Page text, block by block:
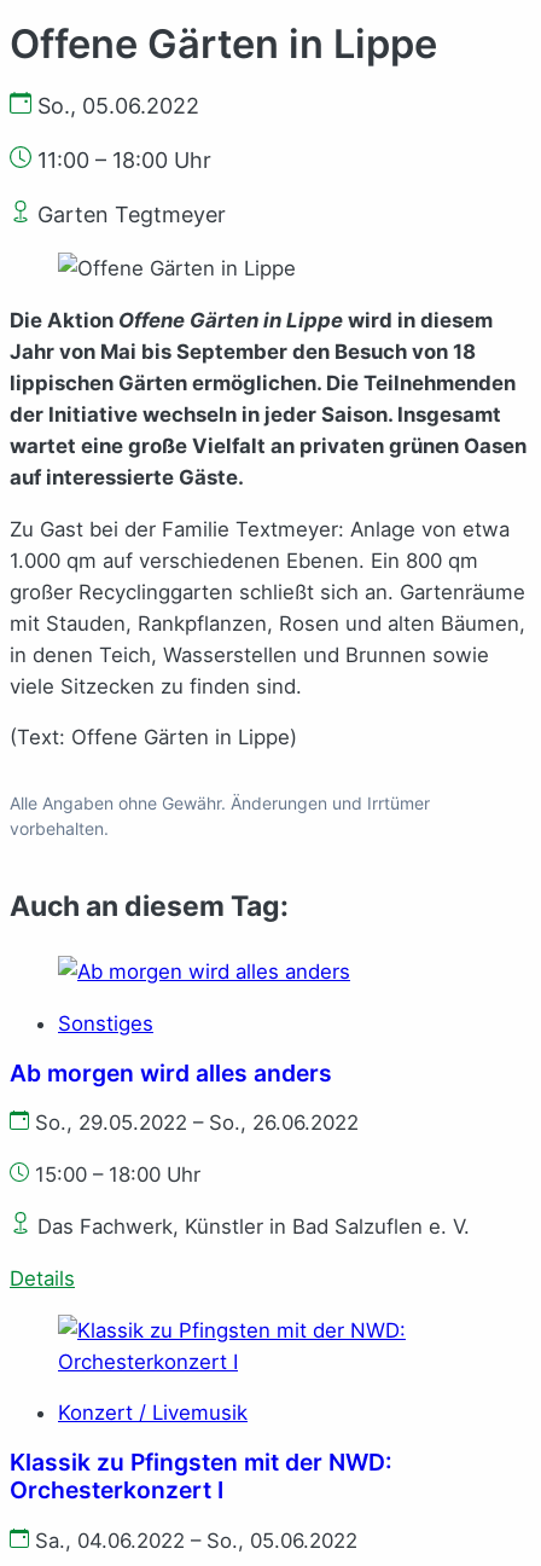
Offene Gärten in Lippe
So., 05.06.2022
11:00 – 18:00 Uhr
Garten Tegtmeyer
Die Aktion Offene Gärten in Lippe wird in diesem
Jahr von Mai bis September den Besuch von 18
lippischen Gärten ermöglichen. Die Teilnehmenden
der Initiative wechseln in jeder Saison. Insgesamt
wartet eine große Vielfalt an privaten grünen Oasen
auf interessierte Gäste.
Zu Gast bei der Familie Textmeyer: Anlage von etwa
1.000 qm auf verschiedenen Ebenen. Ein 800 qm
großer Recyclinggarten schließt sich an. Gartenräume
mit Stauden, Rankpflanzen, Rosen und alten Bäumen,
in denen Teich, Wasserstellen und Brunnen sowie
viele Sitzecken zu finden sind.
(Text: Offene Gärten in Lippe)
Alle Angaben ohne Gewähr. Änderungen und Irrtümer
vorbehalten.
Auch an diesem Tag:
Sonstiges
Ab morgen wird alles anders
So., 29.05.2022 – So., 26.06.2022
15:00 – 18:00 Uhr
Das Fachwerk, Künstler in Bad Salzuflen e. V.
Details
Konzert / Livemusik
Klassik zu Pfingsten mit der NWD:
Orchesterkonzert I
Sa., 04.06.2022 – So., 05.06.2022